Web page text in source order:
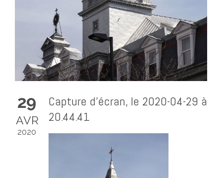
29
AVR
2020
Capture d’écran, le 2020-04-29 à
20.44.41